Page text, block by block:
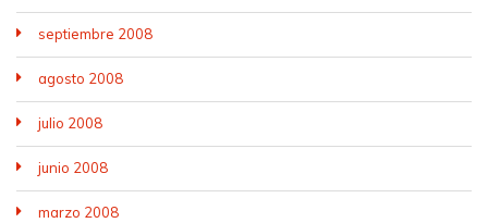
septiembre 2008
agosto 2008
julio 2008
junio 2008
marzo 2008